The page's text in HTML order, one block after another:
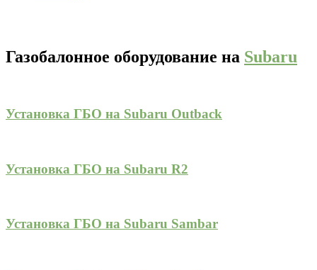
Газобалонное оборудование на Subaru
Установка ГБО на Subaru Outback
Установка ГБО на Subaru R2
Установка ГБО на Subaru Sambar